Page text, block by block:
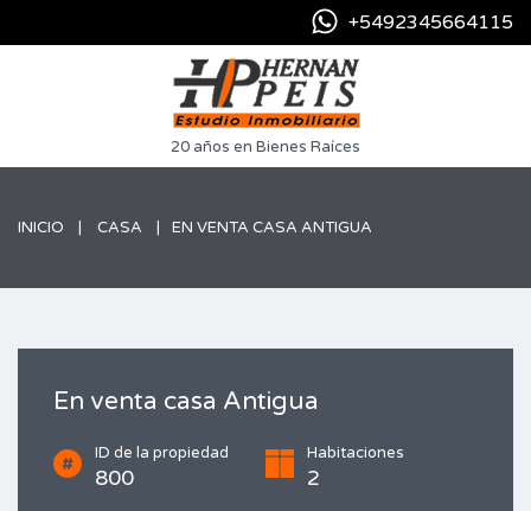
+5492345664115
20 años en Bienes Raíces
INICIO CASA EN VENTA CASA ANTIGUA
En venta casa Antigua
ID de la propiedad
800
Habitaciones
2